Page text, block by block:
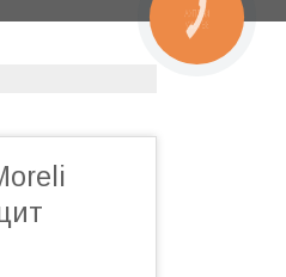
КНОПКА
ЗВ'ЯЗКУ